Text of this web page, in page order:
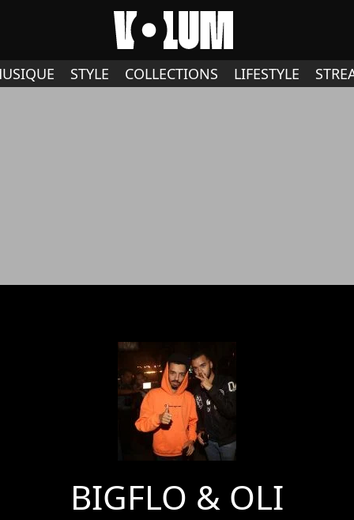
STYLE COLLECTIONS LIFESTYLE
BIGFLO & OLI